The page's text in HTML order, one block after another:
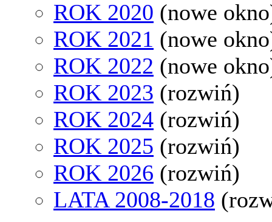
ROK 2020 (nowe
ROK 2021 (nowe
ROK 2022 (nowe
ROK 2023 (rozwiń)
ROK 2024 (rozwiń)
ROK 2025 (rozwiń)
ROK 2026 (rozwiń)
LATA 2008-2018